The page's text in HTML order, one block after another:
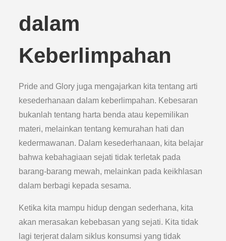
dalam
Keberlimpahan
Pride and Glory juga mengajarkan kita tentang arti
kesederhanaan dalam keberlimpahan. Kebesaran
bukanlah tentang harta benda atau kepemilikan
materi, melainkan tentang kemurahan hati dan
kedermawanan. Dalam kesederhanaan, kita belajar
bahwa kebahagiaan sejati tidak terletak pada
barang-barang mewah, melainkan pada keikhlasan
dalam berbagi kepada sesama.
Ketika kita mampu hidup dengan sederhana, kita
akan merasakan kebebasan yang sejati. Kita tidak
lagi terjerat dalam siklus konsumsi yang tidak